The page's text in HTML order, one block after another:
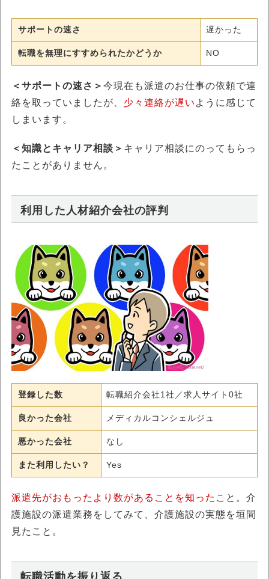
サポートの速さ 遅かった
転職を無理にすすめられたかどうか NO
＜サポートの速さ＞ 今現在も派遣のお仕事の依頼で連
絡を取っていましたが、 少々連絡が遅い ように感じて
しまいます。
＜知識とキャリア相談＞ キャリア相談にのってもらっ
たことがありません。
利用した人材紹介会社の評判
登録した数 転職紹介会社1社／求人サイト0社
良かった会社 メディカルコンシェルジュ
悪かった会社 なし
また利用したい？ Yes
派遣先がおもったより数があることを知った こと。介
護施設の派遣業務をしてみて、介護施設の実態を垣間
見たこと。
転職活動を振り返る